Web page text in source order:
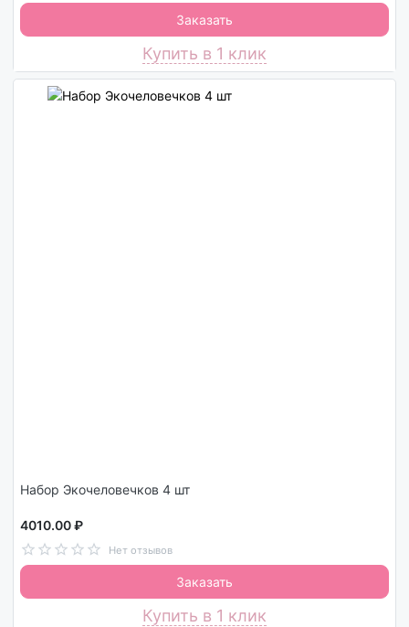
Заказать
Купить в 1 клик
Набор Экочеловечков 4 шт
4010.00 ₽
Нет отзывов
Заказать
Купить в 1 клик